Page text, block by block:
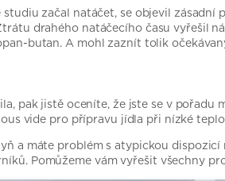
začal natáčet, se objevil
drahého natáčecího času vyřešil
butan. A mohl zaznít tolik
pak jistě oceníte, že jste se v
vide pro přípravu jídla při nízké
a máte problém s atypickou
Pomůžeme vám vyřešit všechny